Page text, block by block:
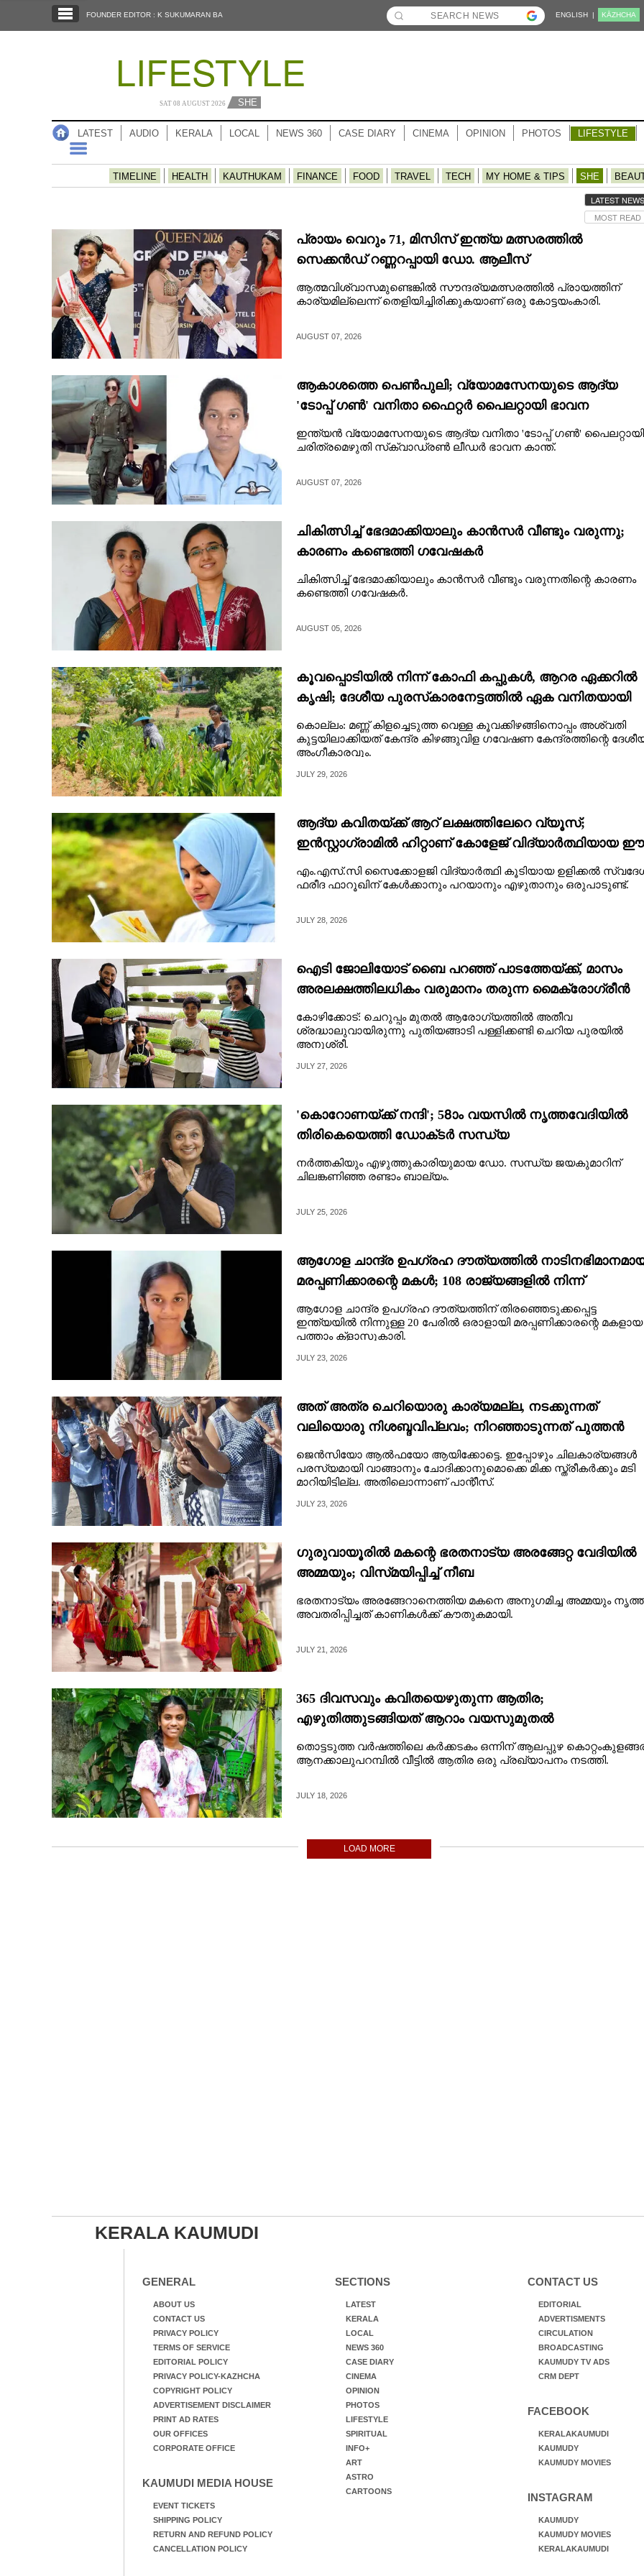
KERALA
CASE DIARY
CINEMA
OPINION
PHOTOS
LIFESTYLE
SPIRITUAL
CARTOONS
LITERATURE
CONTACT US
FOUNDER EDITOR : K SUKUMARAN BA ENGLISH | KĀZHCHA
LIFESTYLE
SAT 08 AUGUST 2026 SHE
LATEST AUDIO KERALA LOCAL NEWS 360 CASE DIARY CINEMA OPINION PHOTOS LIFESTYLE
TIMELINE HEALTH KAUTHUKAM FINANCE FOOD TRAVEL TECH MY HOME & TIPS SHE
LATEST NEWS
MOST READ
പ്രായം വെറും 71, മിസിസ് ഇന്ത്യ മത്സരത്തിൽ
സെക്കൻഡ് റണ്ണറപ്പായി ഡോ. ആലീസ്
ആത്മവിശ്വാസമുണ്ടെങ്കിൽ സൗന്ദര്യമത്സരത്തിൽ പ്രായത്തിന്
കാര്യമില്ലെന്ന് തെളിയിച്ചിരിക്കുകയാണ് ഒരു കോട്ടയംകാരി.
AUGUST 07, 2026
ആകാശത്തെ പെൺപുലി; വ്യോമസേനയുടെ ആദ്യ
'ടോപ്പ് ഗൺ' വനിതാ ഫൈറ്റർ പൈലറ്റായി ഭാവന
ഇന്ത്യൻ വ്യോമസേനയുടെ ആദ്യ വനിതാ 'ടോപ്പ് ഗൺ' പൈലറ്റായി
ചരിത്രമെഴുതി സ്‌ക്വാഡ്രൺ ലീഡർ ഭാവന കാന്ത്.
AUGUST 07, 2026
ചികിത്സിച്ച് ഭേദമാക്കിയാലും കാൻസർ വീണ്ടും വരുന്നു;
കാരണം കണ്ടെത്തി ഗവേഷകർ
ചികിത്സിച്ച് ഭേദമാക്കിയാലും കാൻസർ വീണ്ടും വരുന്നതിന്റെ കാരണം
കണ്ടെത്തി ഗവേഷകർ.
AUGUST 05, 2026
കൂവപ്പൊടിയിൽ നിന്ന് കോഫി കപ്പുകൾ, ആറര ഏക്കറിൽ
കൃഷി; ദേശീയ പുരസ്‌കാരനേട്ടത്തിൽ ഏക വനിതയായി
അശ്വതി
കൊല്ലം: മണ്ണ് കിളച്ചെടുത്ത വെള്ള കൂവക്കിഴങ്ങിനൊപ്പം അശ്വതി
കുട്ടയിലാക്കിയത് കേന്ദ്ര കിഴങ്ങുവിള ഗവേഷണ കേന്ദ്രത്തിന്റെ
അംഗീകാരവും.
JULY 29, 2026
ആദ്യ കവിതയ്ക്ക് ആറ് ലക്ഷത്തിലേറെ വ്യൂസ്;
ഇൻസ്റ്റാഗ്രാമിൽ ഹിറ്റാണ് കോളേജ് വിദ്യാർത്ഥിയായ ഈ
കവയിത്രി
എം.എസ്.സി സൈക്കോളജി വിദ്യാർത്ഥി കൂടിയായ ഉളിക്കൽ
ഫരീദ ഫാറൂഖിന് കേൾക്കാനും പറയാനും എഴുതാനും ഒരുപാടുണ്ട്.
JULY 28, 2026
ഐടി ജോലിയോട് ബൈ പറഞ്ഞ് പാടത്തേയ്ക്ക്, മാസം
അരലക്ഷത്തിലധികം വരുമാനം തരുന്ന മൈക്രോഗ്രീൻ
കൃഷി ഹിറ്റ്
കോഴിക്കോട്: ചെറുപ്പം മുതൽ ആരോഗ്യത്തിൽ അതീവ
ശ്രദ്ധാലുവായിരുന്നു പുതിയങ്ങാടി പള്ളിക്കണ്ടി ചെറിയ പുരയിൽ
അനുശ്രീ.
JULY 27, 2026
'കൊറോണയ്ക്ക് നന്ദി'; 58ാം വയസിൽ നൃത്തവേദിയിൽ
തിരികെയെത്തി ഡോക്‌ടർ സന്ധ്യ
നർത്തകിയും എഴുത്തുകാരിയുമായ ഡോ. സന്ധ്യ ജയകുമാറിന്
ചിലങ്കണിഞ്ഞ രണ്ടാം ബാല്യം.
JULY 25, 2026
ആഗോള ചാന്ദ്ര ഉപഗ്രഹ ദൗത്യത്തിൽ
മരപ്പണിക്കാരന്റെ മകൾ; 108 രാജ്യങ്ങളിൽ നിന്ന്
മത്സരിച്ചവരിൽ സ്വപ്നനേട്ടം
ആഗോള ചാന്ദ്ര ഉപഗ്രഹ ദൗത്യത്തിന് തിരഞ്ഞെടുക്കപ്പെട്ട
ഇന്ത്യയിൽ നിന്നുള്ള 20 പേരിൽ ഒരാളായി മരപ്പണിക്കാരന്റെ മകളായ
പത്താം ക്ളാസുകാരി.
JULY 23, 2026
അത് അത്ര ചെറിയൊരു കാര്യമല്ല, നടക്കുന്നത്
വലിയാെരു നിശബ്ദവിപ്ലവം; നിറഞ്ഞാടുന്നത് പുത്തൻ
ട്രെൻഡുകൾ
ജെൻസിയോ ആൽഫയോ ആയിക്കോട്ടെ. ഇപ്പോഴും ചിലകാര്യങ്ങൾ
പരസ്യമായി വാങ്ങാനും ചോദിക്കാനുമൊക്കെ മിക്ക സ്ത്രീകർക്കും മടി
മാറിയിട്ടില്ല. അതിലൊന്നാണ് പാന്റീസ്.
JULY 23, 2026
ഗുരുവായൂരിൽ മകന്റെ ഭരതനാട്യ അരങ്ങേറ്റ വേദിയിൽ
അമ്മയും; വിസ്‌മയിപ്പിച്ച് നീബ
ഭരതനാട്യം അരങ്ങേറാനെത്തിയ മകനെ അനുഗമിച്ച അമ്മയും
അവതരിപ്പിച്ചത് കാണികൾക്ക് കൗതുകമായി.
JULY 21, 2026
365 ദിവസവും കവിതയെഴുതുന്ന ആതിര;
എഴുതിത്തുടങ്ങിയത് ആറാം വയസുമുതൽ
തൊട്ടടുത്ത വർഷത്തിലെ കർക്കടകം ഒന്നിന് ആലപ്പുഴ
ആനക്കാലുപറമ്പിൽ വീട്ടിൽ ആതിര ഒരു പ്രഖ്യാപനം നടത്തി.
JULY 18, 2026
LOAD MORE
KERALA KAUMUDI
GENERAL
ABOUT US
CONTACT US
PRIVACY POLICY
TERMS OF SERVICE
EDITORIAL POLICY
PRIVACY POLICY-KAZHCHA
COPYRIGHT POLICY
ADVERTISEMENT DISCLAIMER
PRINT AD RATES
OUR OFFICES
CORPORATE OFFICE
KAUMUDI MEDIA HOUSE
EVENT TICKETS
SHIPPING POLICY
RETURN AND REFUND POLICY
CANCELLATION POLICY
SECTIONS
LATEST
KERALA
LOCAL
NEWS 360
CASE DIARY
CINEMA
OPINION
PHOTOS
LIFESTYLE
SPIRITUAL
INFO+
ART
ASTRO
CARTOONS
CONTACT US
EDITORIAL
ADVERTISMENTS
CIRCULATION
BROADCASTING
KAUMUDY TV ADS
CRM DEPT
FACEBOOK
KERALAKAUMUDI
KAUMUDY
KAUMUDY MOVIES
INSTAGRAM
KAUMUDY
KAUMUDY MOVIES
KERALAKAUMUDI